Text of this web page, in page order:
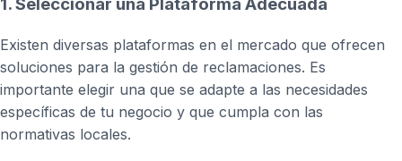
Existen diversas plataformas en el mercado que ofrecen
soluciones para la gestión de reclamaciones. Es
importante elegir una que se adapte a las necesidades
específicas de tu negocio y que cumpla con las
normativas locales.